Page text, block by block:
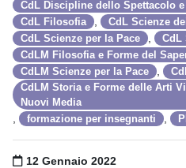
CdL Discipline dello Spettacolo
CdL Filosofia CdL Scienze
CdL Scienze per la Pace CdL
CdLM Filosofia e Forme del
CdLM Scienze per la Pace
CdLM Storia e Forme delle Arti
Nuovi Media
formazione per insegnanti
Pubblicato il
12 Gennaio 2022